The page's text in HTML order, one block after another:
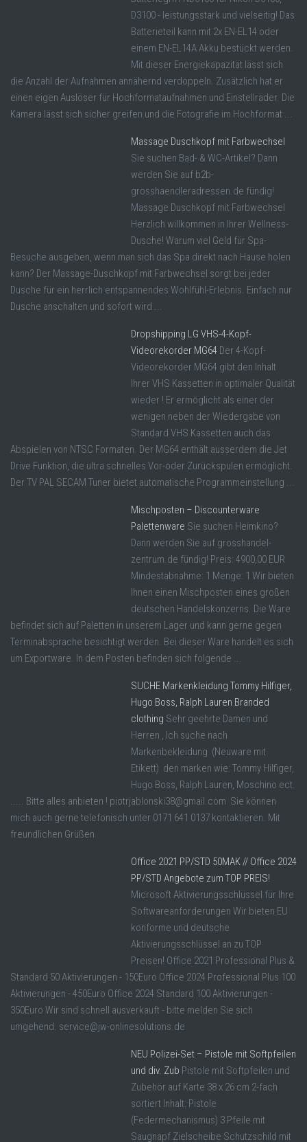
D3100 - leistungsstark und vielseitig! Das
Batterieteil kann mit 2x EN-EL14 oder
einem EN-EL14A Akku bestückt werden.
Mit dieser Energiekapazität lässt sich
die Anzahl der Aufnahmen annähernd verdoppeln. Zusätzlich hat er
einen eigen Auslöser für Hochformataufnahmen und Einstellräder. Die
Kamera lässt sich sicher greifen und die Fotografie im Hochformat ...
Massage Duschkopf mit Farbwechsel
Sie suchen Bad- & WC-Artikel? Dann
werden Sie auf b2b-
grosshaendleradressen.de fündig!
Massage Duschkopf mit Farbwechsel
Herzlich willkommen in Ihrer Wellness-
Dusche! Warum viel Geld für Spa-
Besuche ausgeben, wenn man sich das Spa direkt nach Hause holen
kann? Der Massage-Duschkopf mit Farbwechsel sorgt bei jeder
Dusche für ein herrlich entspannendes Wohlfühl-Erlebnis. Einfach nur
Dusche anschalten und sofort wird ...
Dropshipping LG VHS-4-Kopf-
Videorekorder MG64 Der 4-Kopf-
Videorekorder MG64 gibt den Inhalt
Ihrer VHS Kassetten in optimaler Qualität
wieder ! Er ermöglicht als einer der
wenigen neben der Wiedergabe von
Standard VHS Kassetten auch das
Abspielen von NTSC Formaten. Der MG64 enthält ausserdem die Jet
Drive Funktion, die ultra schnelles Vor-oder Zurückspulen ermöglicht.
Der TV PAL SECAM Tuner bietet automatische Programmeinstellung ...
Mischposten – Discounterware
Palettenware Sie suchen Heimkino?
Dann werden Sie auf grosshandel-
zentrum.de fündig! Preis: 4900,00 EUR
Mindestabnahme: 1 Menge: 1 Wir bieten
Ihnen einen Mischposten eines großen
deutschen Handelskonzerns. Die Ware
befindet sich auf Paletten in unserem Lager und kann gerne gegen
Terminabsprache besichtigt werden. Bei dieser Ware handelt es sich
um Exportware. In dem Posten befinden sich folgende ...
SUCHE Markenkleidung Tommy Hilfiger,
Hugo Boss, Ralph Lauren Branded
clothing Sehr geehrte Damen und
Herren , Ich suche nach
Markenbekleidung (Neuware mit
Etikett) den marken wie: Tommy Hilfiger,
Hugo Boss, Ralph Lauren, Moschino ect.
..... Bitte alles anbieten ! piotrjablonski38@gmail.com Sie können
mich auch gerne telefonisch unter 0171 641 0137 kontaktieren. Mit
freundlichen Grüßen
Office 2021 PP/STD 50MAK // Office 2024
PP/STD Angebote zum TOP PREIS!
Microsoft Aktivierungsschlüssel für Ihre
Softwareanforderungen Wir bieten EU
konforme und deutsche
Aktivierungsschlüssel an zu TOP
Preisen! Office 2021 Professional Plus &
Standard 50 Aktivierungen - 150Euro Office 2024 Professional Plus 100
Aktivierungen - 450Euro Office 2024 Standard 100 Aktivierungen -
350Euro Wir sind schnell ausverkauft - bitte melden Sie sich
umgehend. service@jw-onlinesolutions.de
NEU Polizei-Set – Pistole mit Softpfeilen
und div. Zub Pistole mit Softpfeilen und
Zubehör auf Karte 38 x 26 cm 2-fach
sortiert Inhalt: Pistole
(Federmechanismus) 3 Pfeile mit
Saugnapf Zielscheibe Schutzschild mit